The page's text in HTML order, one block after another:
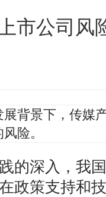
市公司风
背景下，传媒
险。
深入，我国
政策支持和